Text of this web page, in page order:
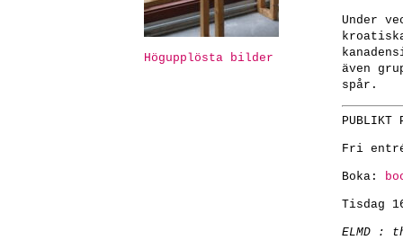
Högupplösta bilder
Under
även
spår.
PUBLIKT
Fri
Boka:
Tisdag
ELMD :